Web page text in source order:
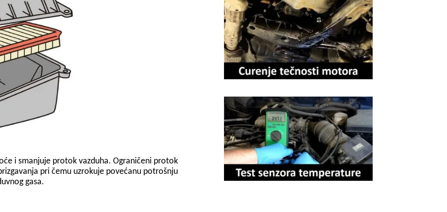
i smanjuje protok vazduha. Ograničeni protok
pri čemu uzrokuje povećanu potrošnju
gasa.